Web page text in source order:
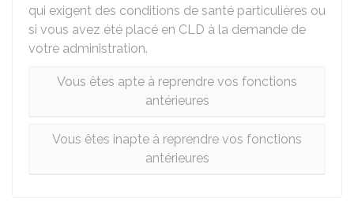
qui exigent des conditions de santé particulières ou
si vous avez été placé en CLD à la demande de
votre administration.
Vous êtes apte à reprendre vos fonctions
antérieures
Vous êtes inapte à reprendre vos fonctions
antérieures